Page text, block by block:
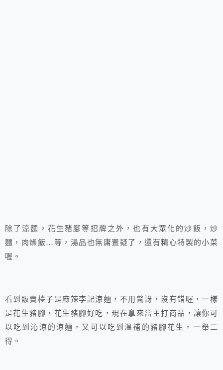
除了涼麵，花生豬腳等招牌之外，也有大眾化的炒飯，炒
麵，肉燥飯…等，湯品也無庸置疑了，還有精心特製的小菜
喔。
看到販賣檯子是麻辣李記涼麵，不用驚訝，沒有錯喔，一樣
是花生豬腳，花生豬腳好吃，現在拿來當主打商品，讓你可
以吃到沁涼的涼麵，又可以吃到溫補的豬腳花生，一舉二
得。